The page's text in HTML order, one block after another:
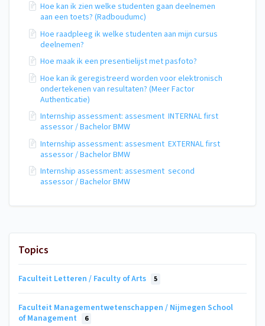
Topics
Faculteit Letteren / Faculty of Arts 5
Faculteit Managementwetenschappen / Nijmegen School
of Management
6
Hoe kan ik zien welke studenten gaan deelnemen
aan een toets? (Radboudumc)
Hoe raadpleeg ik welke studenten aan mijn cursus
deelnemen?
Hoe maak ik een presentielijst met pasfoto?
Hoe kan ik geregistreerd worden voor elektronisch
ondertekenen van resultaten? (Meer Factor
Authenticatie)
Internship assessment: assesment INTERNAL first
assessor / Bachelor BMW
Internship assessment: assesment EXTERNAL first
assessor / Bachelor BMW
Internship assessment: assesment second
assessor / Bachelor BMW